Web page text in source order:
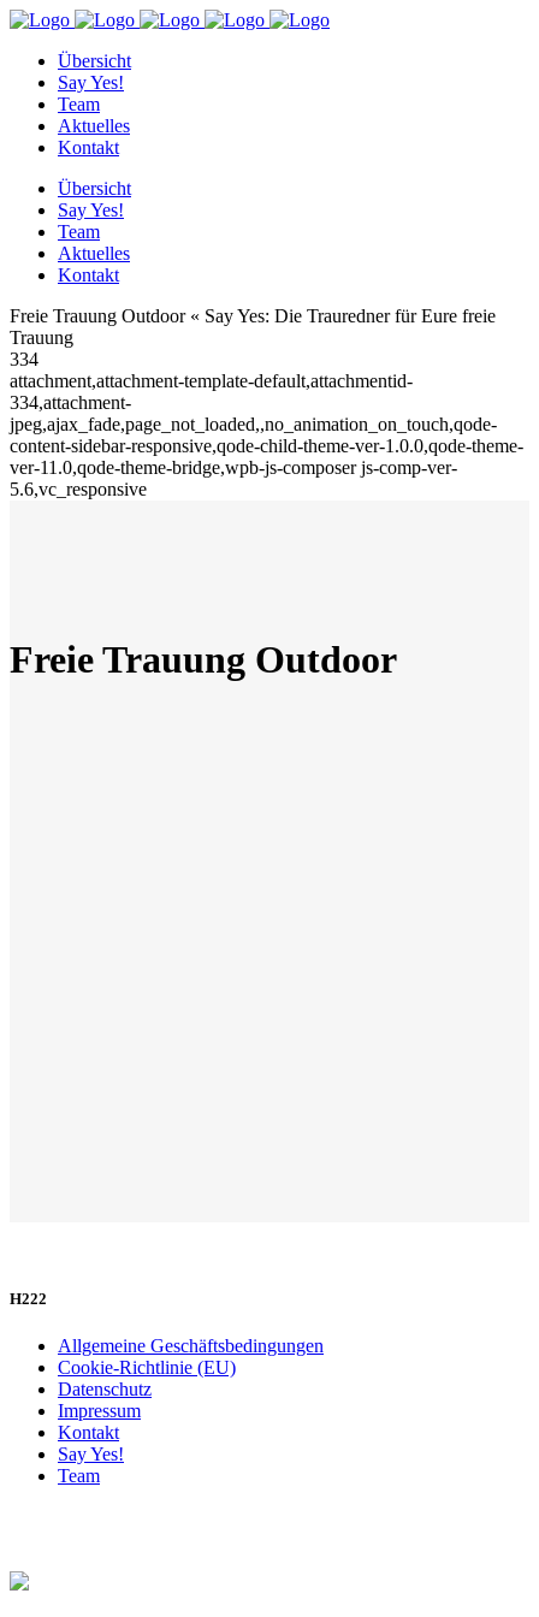
Übersicht
Say Yes!
Team
Aktuelles
Kontakt
Übersicht
Say Yes!
Team
Aktuelles
Kontakt
Freie Trauung Outdoor « Say Yes: Die Trauredner für Eure freie
Trauung
334
attachment,attachment-template-default,attachmentid-
334,attachment-
jpeg,ajax_fade,page_not_loaded,,no_animation_on_touch,qode-
content-sidebar-responsive,qode-child-theme-ver-1.0.0,qode-theme-
ver-11.0,qode-theme-bridge,wpb-js-composer js-comp-ver-
5.6,vc_responsive
Freie Trauung Outdoor
H222
Allgemeine Geschäftsbedingungen
Cookie-Richtlinie (EU)
Datenschutz
Impressum
Kontakt
Say Yes!
Team